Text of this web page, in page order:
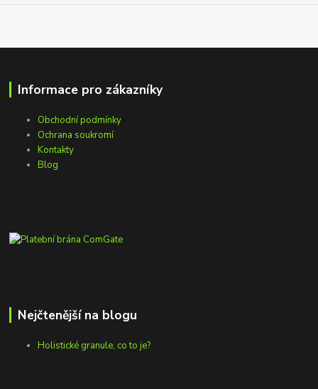
Informace pro zákazníky
Obchodní podmínky
Ochrana soukromí
Kontakty
Blog
Nejčtenější na blogu
Holistické granule, co to je?